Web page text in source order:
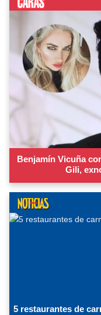
Benjamín Vicuña
Gili,
5 restaurantes de